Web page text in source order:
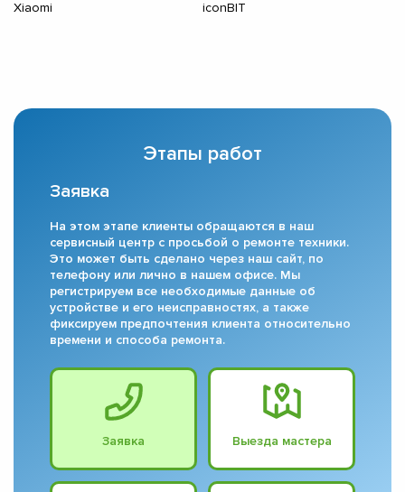
Xiaomi
iconBIT
Этапы работ
Заявка
На этом этапе клиенты обращаются в наш
сервисный центр с просьбой о ремонте техники.
Это может быть сделано через наш сайт, по
телефону или лично в нашем офисе. Мы
регистрируем все необходимые данные об
устройстве и его неисправностях, а также
фиксируем предпочтения клиента относительно
времени и способа ремонта.
Заявка Выезда мастера